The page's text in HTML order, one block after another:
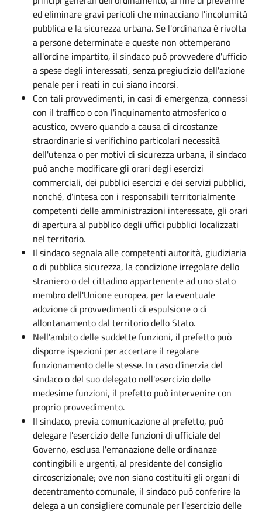
ed eliminare gravi pericoli che minacciano l'incolumità
pubblica e la sicurezza urbana. Se l'ordinanza è rivolta
a persone determinate e queste non ottemperano
all'ordine impartito, il sindaco può provvedere d'ufficio
a spese degli interessati, senza pregiudizio dell'azione
penale per i reati in cui siano incorsi.
Con tali provvedimenti, in casi di emergenza, connessi
con il traffico o con l'inquinamento atmosferico o
acustico, ovvero quando a causa di circostanze
straordinarie si verifichino particolari necessità
dell'utenza o per motivi di sicurezza urbana, il sindaco
può anche modificare gli orari degli esercizi
commerciali, dei pubblici esercizi e dei servizi pubblici,
nonché, d'intesa con i responsabili territorialmente
competenti delle amministrazioni interessate, gli orari
di apertura al pubblico degli uffici pubblici localizzati
nel territorio.
Il sindaco segnala alle competenti autorità, giudiziaria
o di pubblica sicurezza, la condizione irregolare dello
straniero o del cittadino appartenente ad uno stato
membro dell'Unione europea, per la eventuale
adozione di provvedimenti di espulsione o di
allontanamento dal territorio dello Stato.
Nell'ambito delle suddette funzioni, il prefetto può
disporre ispezioni per accertare il regolare
funzionamento delle stesse. In caso d'inerzia del
sindaco o del suo delegato nell'esercizio delle
medesime funzioni, il prefetto può intervenire con
proprio provvedimento.
Il sindaco, previa comunicazione al prefetto, può
delegare l'esercizio delle funzioni di ufficiale del
Governo, esclusa l'emanazione delle ordinanze
contingibili e urgenti, al presidente del consiglio
circoscrizionale; ove non siano costituiti gli organi di
decentramento comunale, il sindaco può conferire la
delega a un consigliere comunale per l'esercizio delle